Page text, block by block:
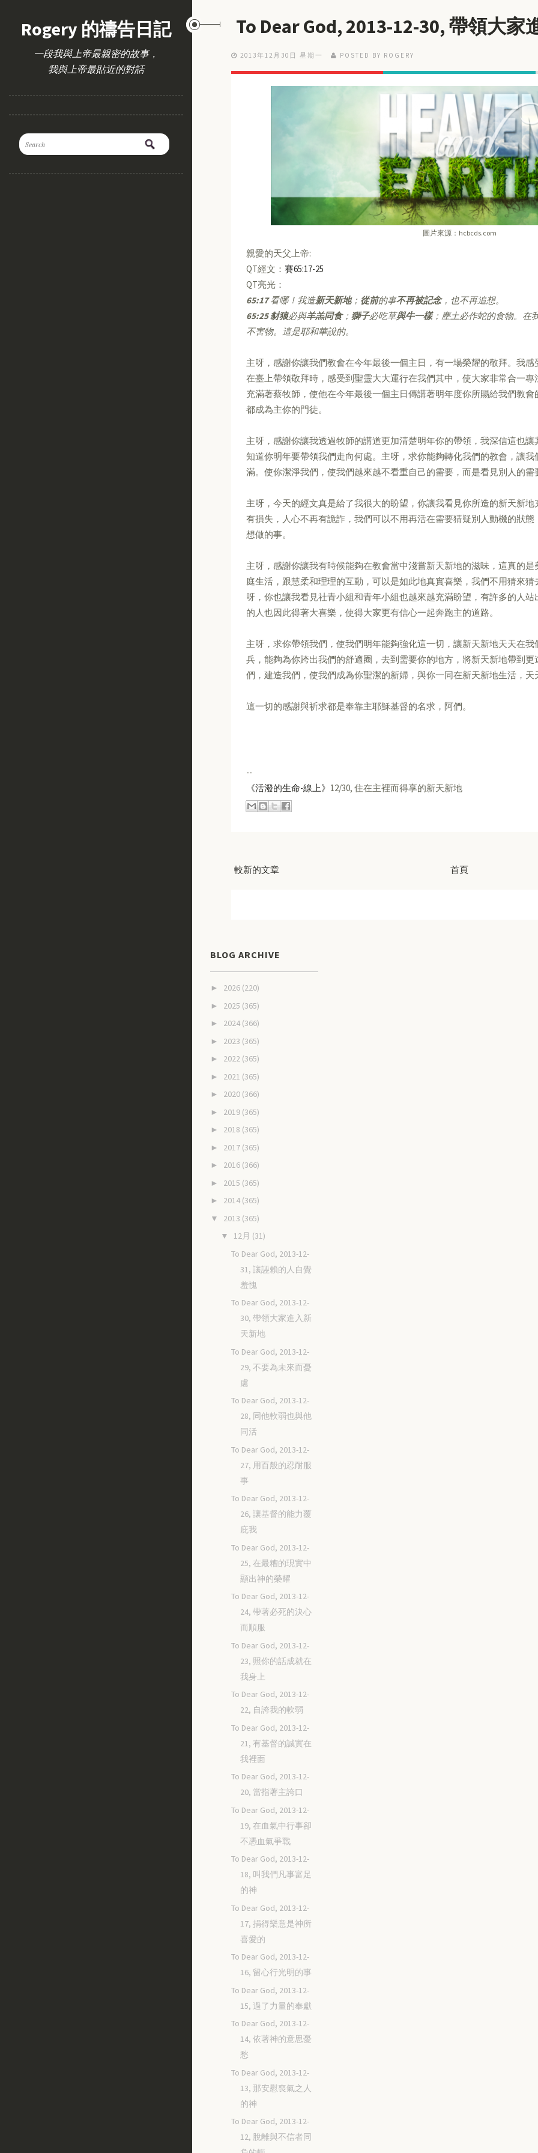
Rogery 的禱告日記
一段我與上帝最親密的故事，
我與上帝最貼近的對話
To Dear God, 2013-12-30, 帶領大家
2013年12月30日 星期一 POSTED BY ROGERY
圖片來源：hcbcds.com
親愛的天父上帝:
QT經文： 賽65:17-25
QT亮光：
65:17看哪！我造新天新地； 從前的事不再被記念，也不再追想。
65:25 豺狼必與羊羔同食； 獅子必吃草與牛一樣；塵土必作蛇的食物。在
不害物。這是耶和華說的。
主呀，感謝你讓我們教會在今年最後一個主日，有一場榮耀的敬拜。我
在臺上帶領敬拜時，感受到聖靈大大運行在我們其中，使大家非常合一
充滿著蔡牧師，使他在今年最後一個主日傳講著明年度你所賜給我們教
都成為主你的門徒。
主呀，感謝你讓我透過牧師的講道更加清楚明年你的帶領，我深信這也
知道你明年要帶領我們走向何處。主呀，求你能夠轉化我們的教會，讓
滿。使你潔淨我們，使我們越來越不看重自己的需要，而是看見別人的需
主呀，今天的經文真是給了我很大的盼望，你讓我看見你所造的新天新
有損失，人心不再有詭詐，我們可以不用再活在需要猜疑別人動機的狀
想做的事。
主呀，感謝你讓我有時候能夠在教會當中淺嘗新天新地的滋味，這真的
庭生活，跟慧柔和理理的互動，可以是如此地真實喜樂，我們不用猜來
呀，你也讓我看見社青小組和青年小組也越來越充滿盼望，有許多的人
的人也因此得著大喜樂，使得大家更有信心一起奔跑主的道路。
主呀，求你帶領我們，使我們明年能夠強化這一切，讓新天新地天天在
兵，能夠為你跨出我們的舒適圈，去到需要你的地方，將新天新地帶到
們，建造我們，使我們成為你聖潔的新婦，與你一同在新天新地生活，天
這一切的感謝與祈求都是奉靠主耶穌基督的名求，阿們。
--
《活潑的生命-線上》 12/30, 住在主裡而得享的新天新地
較新的文章 首頁
BLOG ARCHIVE
► 2026 (220)
► 2025 (365)
► 2024 (366)
► 2023 (365)
► 2022 (365)
► 2021 (365)
► 2020 (366)
► 2019 (365)
► 2018 (365)
► 2017 (365)
► 2016 (366)
► 2015 (365)
► 2014 (365)
▼ 2013 (365)
▼ 12月 (31)
To Dear God, 2013-12-
31, 讓誣賴的人自覺
羞愧
To Dear God, 2013-12-
30, 帶領大家進入新
天新地
To Dear God, 2013-12-
29, 不要為未來而憂
慮
To Dear God, 2013-12-
28, 同他軟弱也與他
同活
To Dear God, 2013-12-
27, 用百般的忍耐服
事
To Dear God, 2013-12-
26, 讓基督的能力覆
庇我
To Dear God, 2013-12-
25, 在最糟的現實中
顯出神的榮耀
To Dear God, 2013-12-
24, 帶著必死的決心
而順服
To Dear God, 2013-12-
23, 照你的話成就在
我身上
To Dear God, 2013-12-
22, 自誇我的軟弱
To Dear God, 2013-12-
21, 有基督的誠實在
我裡面
To Dear God, 2013-12-
20, 當指著主誇口
To Dear God, 2013-12-
19, 在血氣中行事卻
不憑血氣爭戰
To Dear God, 2013-12-
18, 叫我們凡事富足
的神
To Dear God, 2013-12-
17, 捐得樂意是神所
喜愛的
To Dear God, 2013-12-
16, 留心行光明的事
To Dear God, 2013-12-
15, 過了力量的奉獻
To Dear God, 2013-12-
14, 依著神的意思憂
愁
To Dear God, 2013-12-
13, 那安慰喪氣之人
的神
To Dear God, 2013-12-
12, 脫離與不信者同